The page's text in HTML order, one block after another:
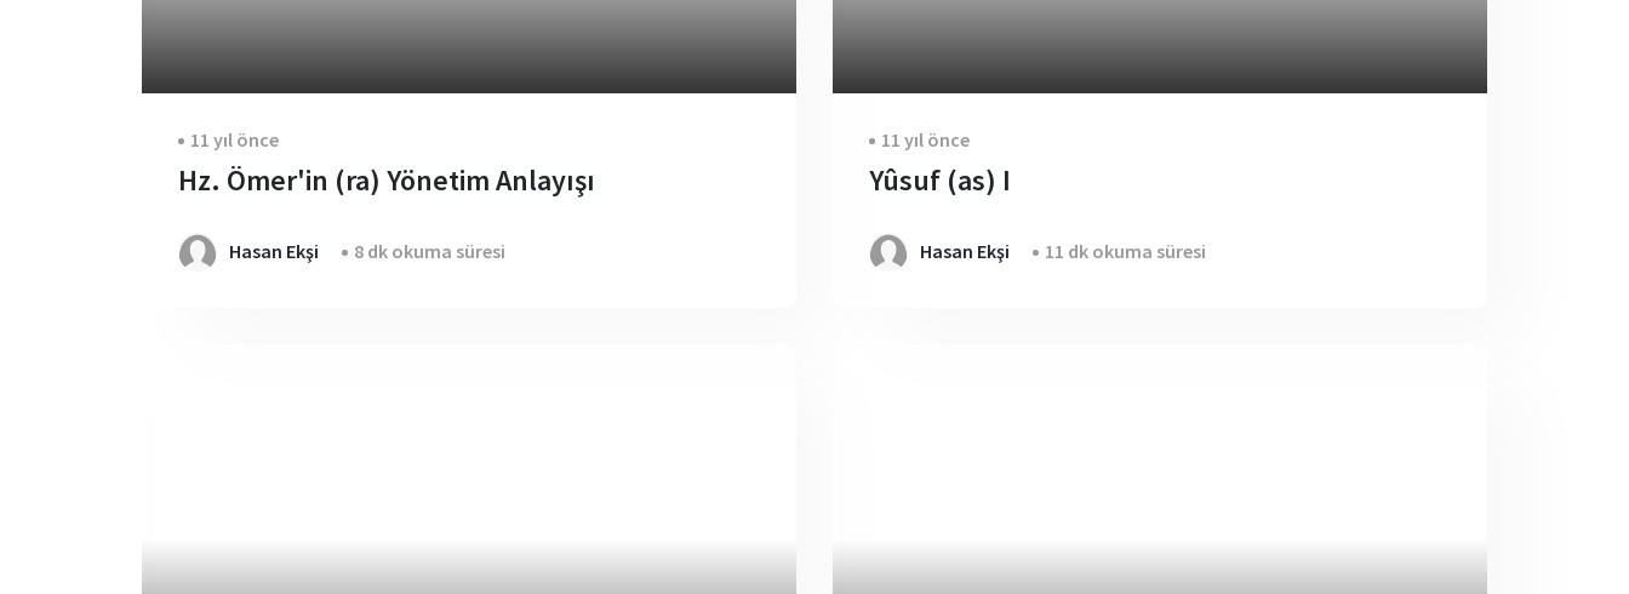
11 yıl önce
Hz. Ömer'in (ra) Yönetim Anlayışı
Hasan Ekşi 8 dk okuma süresi
11 yıl önce
Yûsuf (as) I
Hasan Ekşi 11 dk okuma süresi